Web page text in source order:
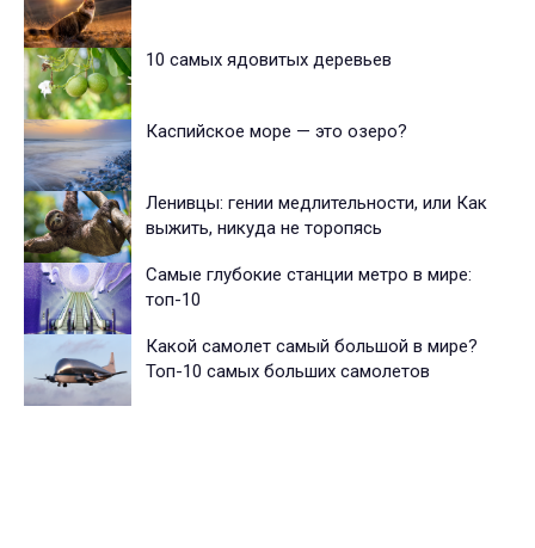
10 самых ядовитых деревьев
Каспийское море — это озеро?
Ленивцы: гении медлительности, или Как
выжить, никуда не торопясь
Самые глубокие станции метро в мире:
топ-10
Какой самолет самый большой в мире?
Топ-10 самых больших самолетов